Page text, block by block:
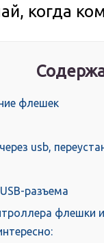
когда
флешек
usb,
разъема
флешки